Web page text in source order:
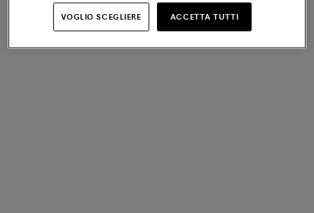
VOGLIO SCEGLIERE ACCETTA TUTTI